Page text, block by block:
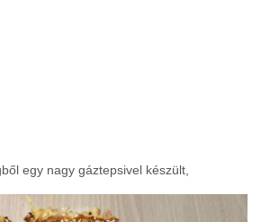
egy nagy gáztepsivel készült,